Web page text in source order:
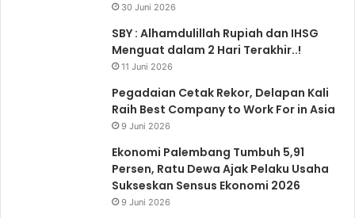
30 Juni 2026
SBY : Alhamdulillah Rupiah dan IHSG
Menguat dalam 2 Hari Terakhir..!
11 Juni 2026
Pegadaian Cetak Rekor, Delapan Kali
Raih Best Company to Work For in Asia
9 Juni 2026
Ekonomi Palembang Tumbuh 5,91
Persen, Ratu Dewa Ajak Pelaku Usaha
Sukseskan Sensus Ekonomi 2026
9 Juni 2026